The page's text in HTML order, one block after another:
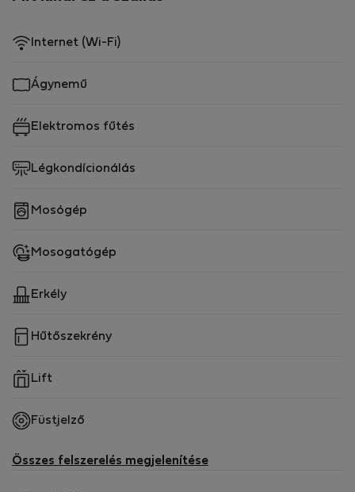
Internet (Wi-Fi)
Ágynemű
Elektromos fűtés
Légkondícionálás
Mosógép
Mosogatógép
Erkély
Hűtőszekrény
Lift
Füstjelző
Összes felszerelés megjelenítése